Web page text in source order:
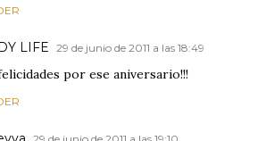
LIFE 29 de junio de 2011 a las 18:49
por ese aniversario!!!